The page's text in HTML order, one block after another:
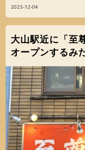
2025-12-04
大山駅近に「至
オープンするみ